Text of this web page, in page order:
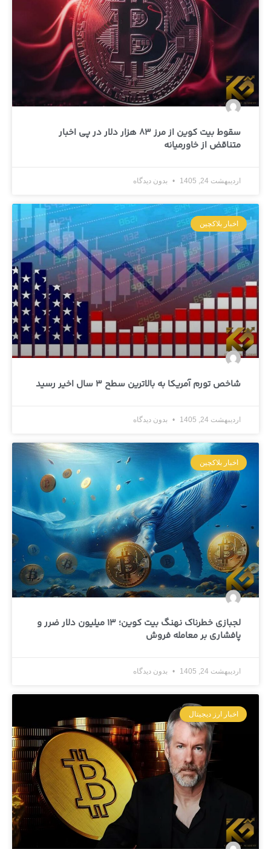
سقوط بیت کوین از مرز 83 هزار دلار در پی اخبار
متناقض از خاورمیانه
اردیبهشت 24, 1405 بدون دیدگاه
اخبار بلاکچین
شاخص تورم آمریکا به بالاترین سطح 3 سال اخیر رسید
اردیبهشت 24, 1405 بدون دیدگاه
اخبار بلاکچین
لجبازی خطرناک نهنگ بیت‌ کوین؛ 13 میلیون دلار ضرر و
پافشاری بر معامله فروش
اردیبهشت 24, 1405 بدون دیدگاه
اخبار ارز دیجیتال